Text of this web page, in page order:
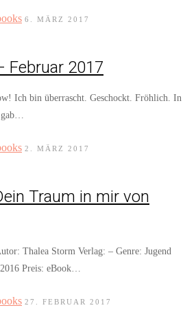
6. MÄRZ 2017
Februar 2017
Ich bin überrascht. Geschockt. Fröhlich. In
2. MÄRZ 2017
Traum in mir von
Thalea Storm Verlag: – Genre: Jugend
Preis: eBook…
27. FEBRUAR 2017